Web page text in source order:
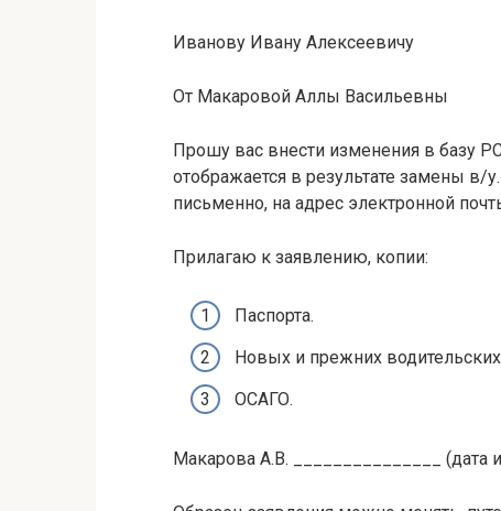
Иванову Ивану Алексеевичу
От Макаровой Аллы Васильевны
Прошу вас внести изменения в базу
отображается в результате замены
письменно, на адрес электронной
Прилагаю к заявлению, копии:
Паспорта.
Новых и прежних
ОСАГО.
Макарова А.В. _______________ (дата